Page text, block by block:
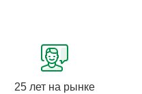
погрузка, выезд
25 лет на рынке